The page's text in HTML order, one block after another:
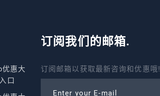
惠大
口
订阅我们的邮箱.
订阅邮箱以获取最新咨询和优惠哦!
Enter your E-mail